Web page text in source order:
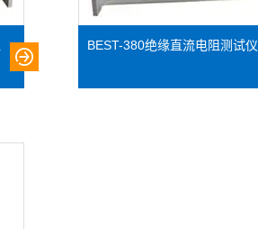
BEST-380绝缘直流电阻测试仪